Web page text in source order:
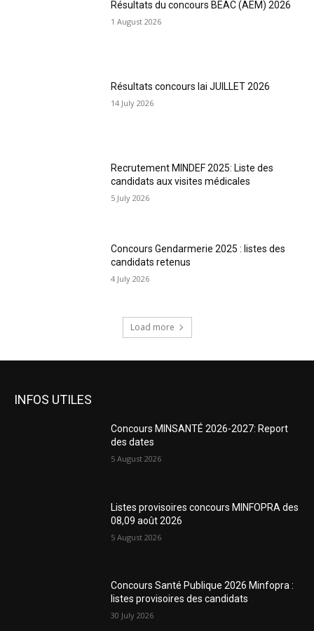
Résultats du concours BEAC (AEM) 2026
1 August 2026
Résultats concours Iai JUILLET 2026
14 July 2026
Recrutement MINDEF 2025: Liste des
candidats aux visites médicales
5 July 2026
Concours Gendarmerie 2025 : listes des
candidats retenus
4 July 2026
Load more
INFOS UTILES
Concours MINSANTÉ 2026-2027: Report
des dates
5 August 2026
Listes provisoires concours MINFOPRA des
08,09 août 2026
5 August 2026
Concours Santé Publique 2026 Minfopra :
listes provisoires des candidats
30 July 2026